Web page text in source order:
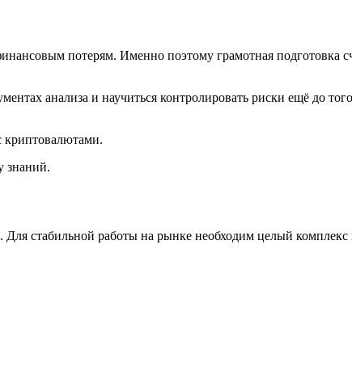
потерям. Именно поэтому грамотная подготовка
анализа и научиться контролировать риски ещё до
криптовалютами.
знаний.
стабильной работы на рынке необходим целый комплекс